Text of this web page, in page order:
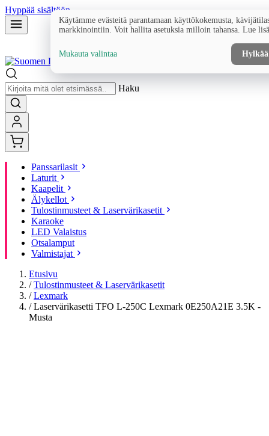
Hyppää sisältöön
Haku
Panssarilasit
Laturit
Kaapelit
Älykellot
Tulostinmusteet & Laservärikasetit
Karaoke
LED Valaistus
Otsalamput
Valmistajat
Etusivu
/ Tulostinmusteet & Laservärikasetit
/ Lexmark
/ Laservärikasetti TFO L-250C Lexmark 0E250A21E 3.5K -
Musta
Käytämme evästeitä parantamaan käyttökokemusta,
markkinointiin. Voit hallita asetuksia milloin tahansa. Lue
Mukauta valintaa Hylkää